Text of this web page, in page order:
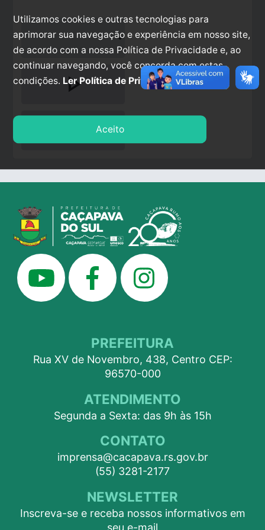
play_arrow
PREFEITURA
Rua XV de Novembro, 438, Centro CEP:
96570-000
ATENDIMENTO
Segunda a Sexta: das 9h às 15h
CONTATO
imprensa@cacapava.rs.gov.br
(55) 3281-2177
NEWSLETTER
Inscreva-se e receba nossos informativos em
seu e-mail
Utilizamos cookies e outras tecnologias para
aprimorar sua navegação e experiência em nosso site,
de acordo com a nossa Política de Privacidade e, ao
continuar navegando, você concorda com estas
condições. Ler Política de Privacidade.
Aceito